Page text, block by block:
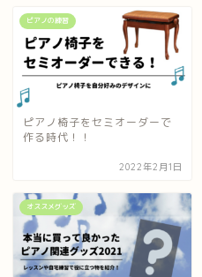
ピアノの練習
ピアノ椅子をセミオーダーで
作る時代！！
2022年2月1日
オススメグッズ